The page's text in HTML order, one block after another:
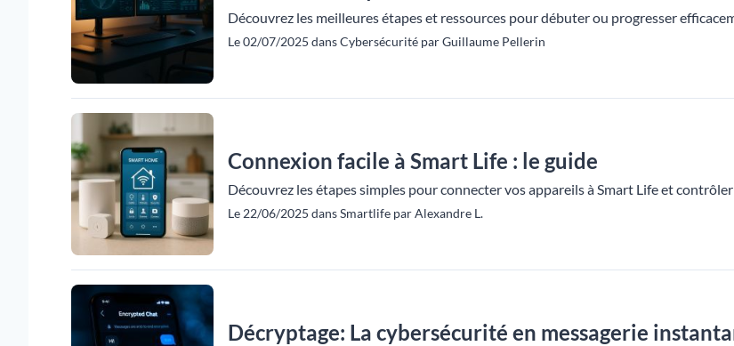
Découvrez les meilleures étapes et ressources pour débuter ou progresser
Le 02/07/2025 dans Cybersécurité par Guillaume Pellerin
Connexion facile à Smart Life : le guide
Découvrez les étapes simples pour connecter vos appareils à Smart Life et
Le 22/06/2025 dans Smartlife par Alexandre L.
Décryptage: La cybersécurité en messagerie